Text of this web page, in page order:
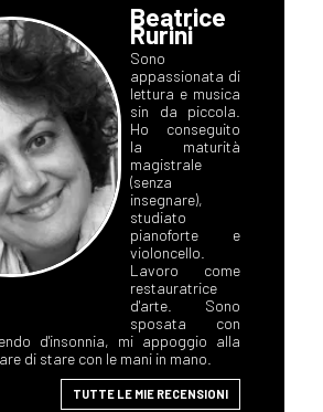
Beatrice
Rurini
Sono
appassionata di
lettura e musica
sin da piccola.
Ho conseguito
la maturità
magistrale
(senza
insegnare),
studiato
pianoforte e
violoncello.
Lavoro come
restauratrice
d'arte. Sono
sposata con
d'insonnia, mi appoggio alla
di stare con le mani in mano.
TUTTE LE MIE RECENSIONI